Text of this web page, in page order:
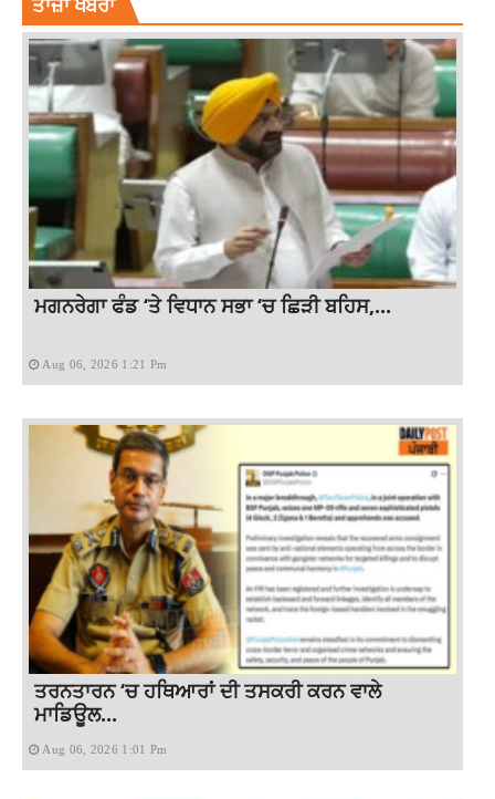
ਮਗਨਰੇਗਾ ਫੰਡ ‘ਤੇ ਵਿਧਾਨ ਸਭਾ ‘ਚ ਛਿੜੀ ਬਹਿਸ,...
Aug 06, 2026 1:21 Pm
ਤਰਨਤਾਰਨ ‘ਚ ਹਥਿਆਰਾਂ ਦੀ ਤਸਕਰੀ ਕਰਨ ਵਾਲੇ
ਮਾਡਿਊਲ...
Aug 06, 2026 1:01 Pm